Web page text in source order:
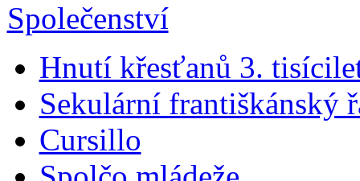
Společenství
Hnutí křesťanů 3.
Sekulární františkánský
Cursillo